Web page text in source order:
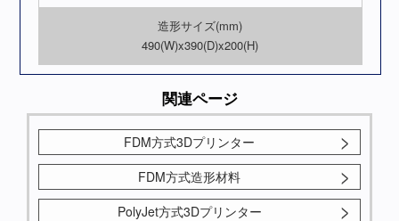
造形サイズ(mm)
490(W)x390(D)x200(H)
関連ページ
FDM方式3Dプリンター
FDM方式造形材料
PolyJet方式3Dプリンター